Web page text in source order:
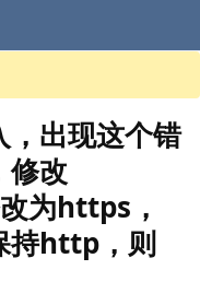
出现这个错
修改
为https，
持http，则